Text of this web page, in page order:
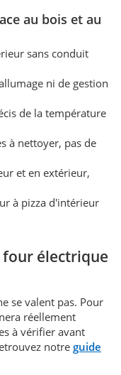
au bois et au
sans conduit
ni de gestion
de la température
à nettoyer, pas de
et en extérieur,
à pizza d'intérieur
électrique
se valent pas. Pour
réellement
à vérifier avant
notre guide